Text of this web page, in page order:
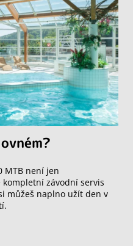
MTB není jen
závodní servis
můžeš naplno užít den v